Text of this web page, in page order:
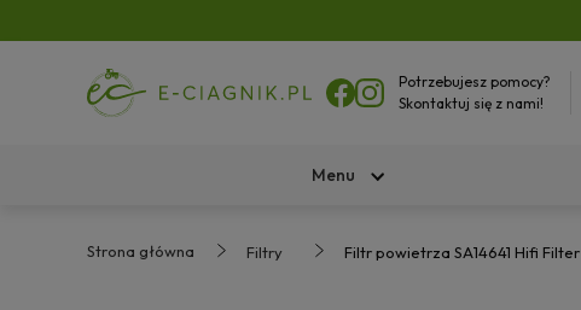
Potrzebujesz pomocy?
Skontaktuj się z nami!
Menu
Strona główna Filtry Filtr powietrza SA14641 Hifi Filter